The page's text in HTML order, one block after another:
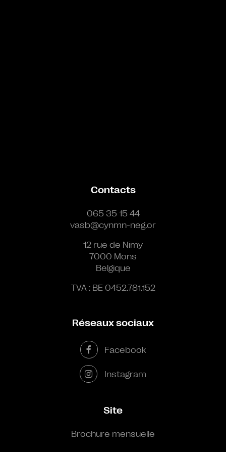
Contacts
065 35 15 44
vasb@cynmn-neg.or
12 rue de Nimy
7000 Mons
Belgique
TVA : BE 0452.781.152
Réseaux sociaux
Facebook
Instagram
Site
Brochure mensuelle